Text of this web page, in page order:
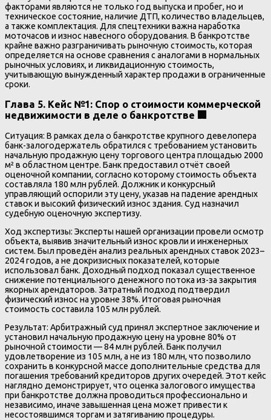
факторами являются не только год выпуска и пробег, но и
техническое состояние, наличие ДТП, количество владельцев,
а также комплектация. Для спецтехники важна наработка
моточасов и износ навесного оборудования. В банкротстве
крайне важно разграничивать рыночную стоимость, которая
определяется на основе сравнения с аналогами в нормальных
рыночных условиях, и ликвидационную стоимость,
учитывающую вынужденный характер продажи в ограниченные
сроки.
Глава 5. Кейс №1: Спор о стоимости коммерческой
недвижимости в деле о банкротстве 🏢
Ситуация: В рамках дела о банкротстве крупного девелопера
банк-залогодержатель обратился с требованием установить
начальную продажную цену торгового центра площадью 2000
м² в областном центре. Банк предоставил отчёт своей
оценочной компании, согласно которому стоимость объекта
составляла 180 млн рублей. Должник и конкурсный
управляющий оспорили эту цену, указав на падение арендных
ставок и высокий физический износ здания. Суд назначил
судебную оценочную экспертизу.
Ход экспертизы: Эксперты нашей организации провели осмотр
объекта, выявив значительный износ кровли и инженерных
систем. Был проведён анализ реальных арендных ставок 2023–
2024 годов, а не докризисных показателей, которые
использовал банк. Доходный подход показал существенное
снижение потенциального денежного потока из-за закрытия
якорных арендаторов. Затратный подход подтвердил
физический износ на уровне 38%. Итоговая рыночная
стоимость составила 105 млн рублей.
Результат: Арбитражный суд принял экспертное заключение и
установил начальную продажную цену на уровне 80% от
рыночной стоимости — 84 млн рублей. Банк получил
удовлетворение из 105 млн, а не из 180 млн, что позволило
сохранить в конкурсной массе дополнительные средства для
погашения требований кредиторов других очередей. Этот кейс
наглядно демонстрирует, что оценка залогового имущества
при банкротстве должна проводиться профессионально и
независимо, иначе завышенная цена может привести к
несостоявшимся торгам и затягиванию процедуры.